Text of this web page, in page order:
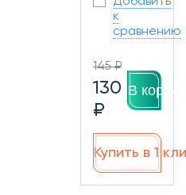
к
сравнению
145 ₽
130
₽
В
Купить в 1